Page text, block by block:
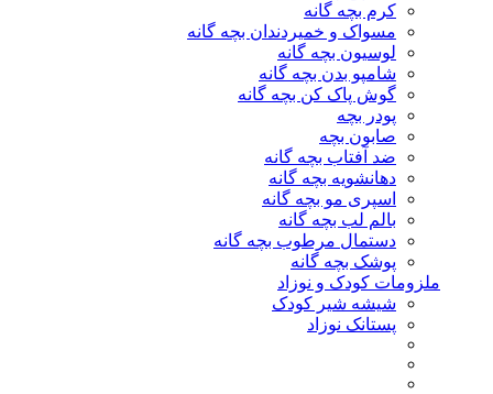
کرم بچه گانه
مسواک و خمیردندان بچه گانه
لوسیون بچه گانه
شامپو بدن بچه گانه
گوش پاک کن بچه گانه
پودر بچه
صابون بچه
ضد آفتاب بچه گانه
دهانشویه بچه گانه
اسپری مو بچه گانه
بالم لب بچه گانه
دستمال مرطوب بچه گانه
پوشک بچه گانه
ملزومات کودک و نوزاد
شیشه شیر کودک
پستانک نوزاد